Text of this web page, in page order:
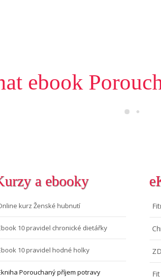
ebook
a ebooky
kurz Ženské hubnutí
10 pravidel chronické dietářky
10 pravidel hodné holky
Porouchaný příjem potravy